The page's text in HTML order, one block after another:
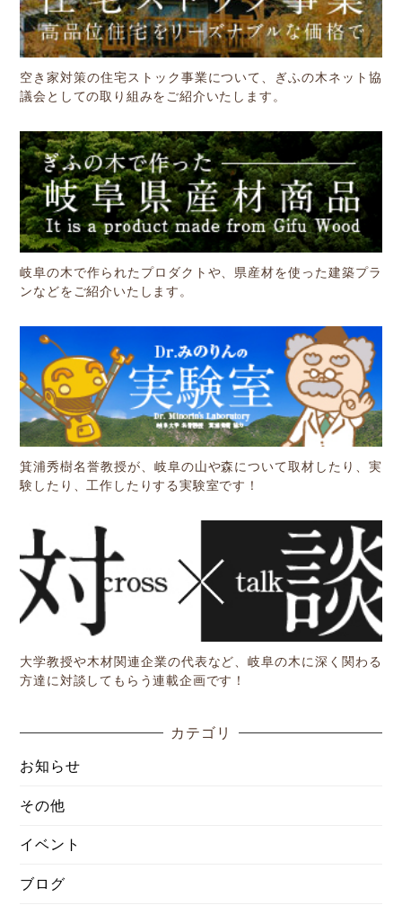
空き家対策の住宅ストック事業について、ぎふの木ネット協
議会としての取り組みをご紹介いたします。
岐阜の木で作られたプロダクトや、県産材を使った建築プラ
ンなどをご紹介いたします。
箕浦秀樹名誉教授が、岐阜の山や森について取材したり、実
験したり、工作したりする実験室です！
大学教授や木材関連企業の代表など、岐阜の木に深く関わる
方達に対談してもらう連載企画です！
カテゴリ
お知らせ
その他
イベント
ブログ